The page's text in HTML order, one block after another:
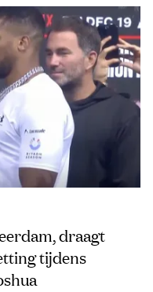
draagt
tijdens